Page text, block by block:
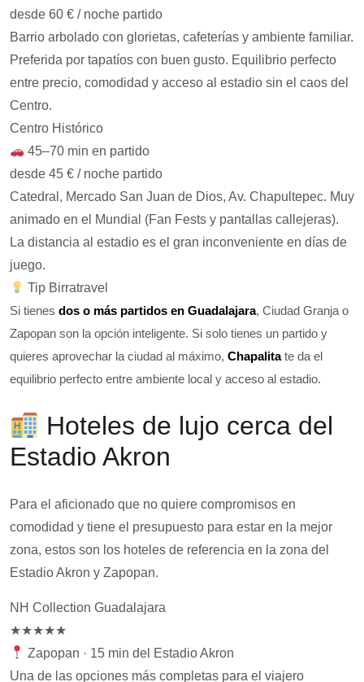
desde 60 € / noche partido
Barrio arbolado con glorietas, cafeterías y ambiente familiar.
Preferida por tapatíos con buen gusto. Equilibrio perfecto
entre precio, comodidad y acceso al estadio sin el caos del
Centro.
Centro Histórico
45–70 min en partido
desde 45 € / noche partido
Catedral, Mercado San Juan de Dios, Av. Chapultepec. Muy
animado en el Mundial (Fan Fests y pantallas callejeras).
La distancia al estadio es el gran inconveniente en días de
juego.
Tip Birratravel
Si tienes dos o más partidos en Guadalajara, Ciudad Granja o
Zapopan son la opción inteligente. Si solo tienes un partido y
quieres aprovechar la ciudad al máximo, Chapalitate da el
equilibrio perfecto entre ambiente local y acceso al estadio.
Hoteles de lujo cerca del
Estadio Akron
Para el aficionado que no quiere compromisos en
comodidad y tiene el presupuesto para estar en la mejor
zona, estos son los hoteles de referencia en la zona del
Estadio Akron y Zapopan.
NH Collection Guadalajara
★★★★★
Zapopan · 15 min del Estadio Akron
Una de las opciones más completas para el viajero